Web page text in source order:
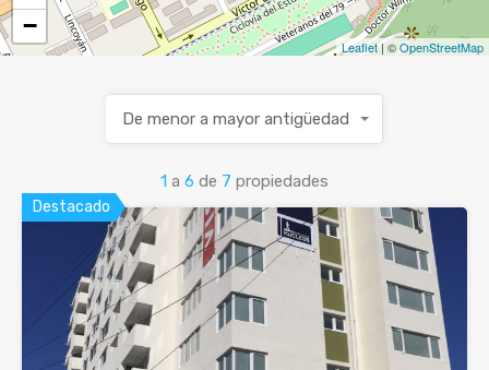
−
Leaflet| ©OpenStreetMap
1 a 6 de 7 propiedades
De menor a mayor antigüedad
Destacado